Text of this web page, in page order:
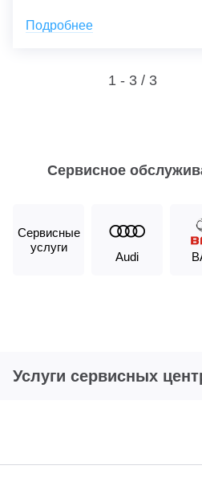
Подробнее
1 - 3 / 3
Сервисное
Сервисные
услуги
Audi
Услуги сервисных